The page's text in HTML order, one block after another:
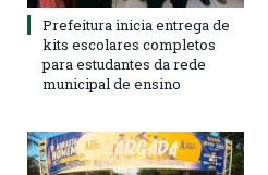
Prefeitura inicia entrega de
kits escolares completos
para estudantes da rede
municipal de ensino